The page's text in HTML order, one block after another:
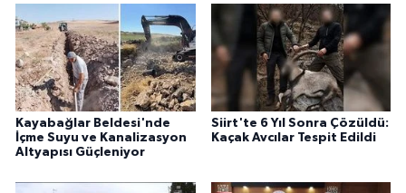
Kayabağlar Beldesi'nde
İçme Suyu ve Kanalizasyon
Altyapısı Güçleniyor
Siirt'te 6 Yıl Sonra Çözüldü:
Kaçak Avcılar Tespit Edildi